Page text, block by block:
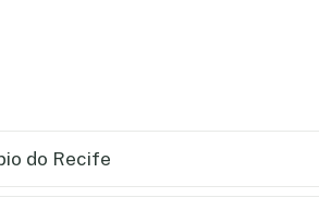
do Recife